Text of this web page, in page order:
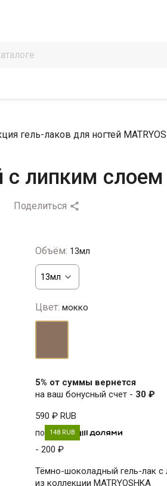
гель-лаков для ногтей
липким
Поделиться 
Объём: 13мл
Цвет: мокко
5% от суммы вернется
на ваш бонусный счет - 30 ₽
590 ₽ RUB
по 148 RUB
- 200 ₽
Тёмно-шоколадный гель-лак
из коллекции MATRYOSHKA